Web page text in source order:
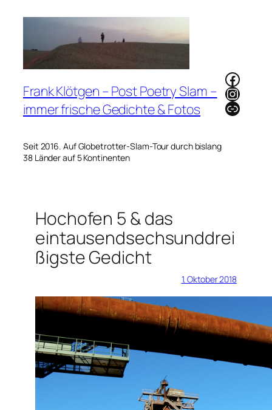
Frank Klötgen – Post Poetry Slam –
immer frische Gedichte & Fotos
Seit 2016. Auf Globetrotter-Slam-Tour durch bislang
38 Länder auf 5 Kontinenten
Link
Hochofen 5 & das
eintausendsechsunddrei
ßigste Gedicht
1. Oktober 2018